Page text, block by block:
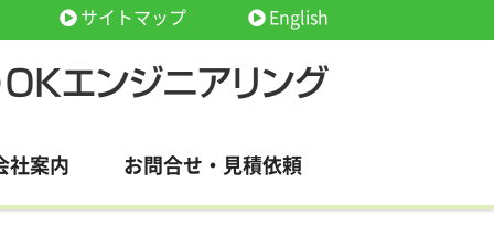
サイトマップ English
社案内 お問合せ・見積依頼